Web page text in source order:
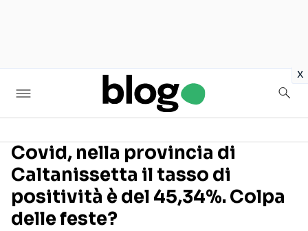
x
Seguici sui social
Covid, nella provincia di
Caltanissetta il tasso di
positività è del 45,34%. Colpa
delle feste?